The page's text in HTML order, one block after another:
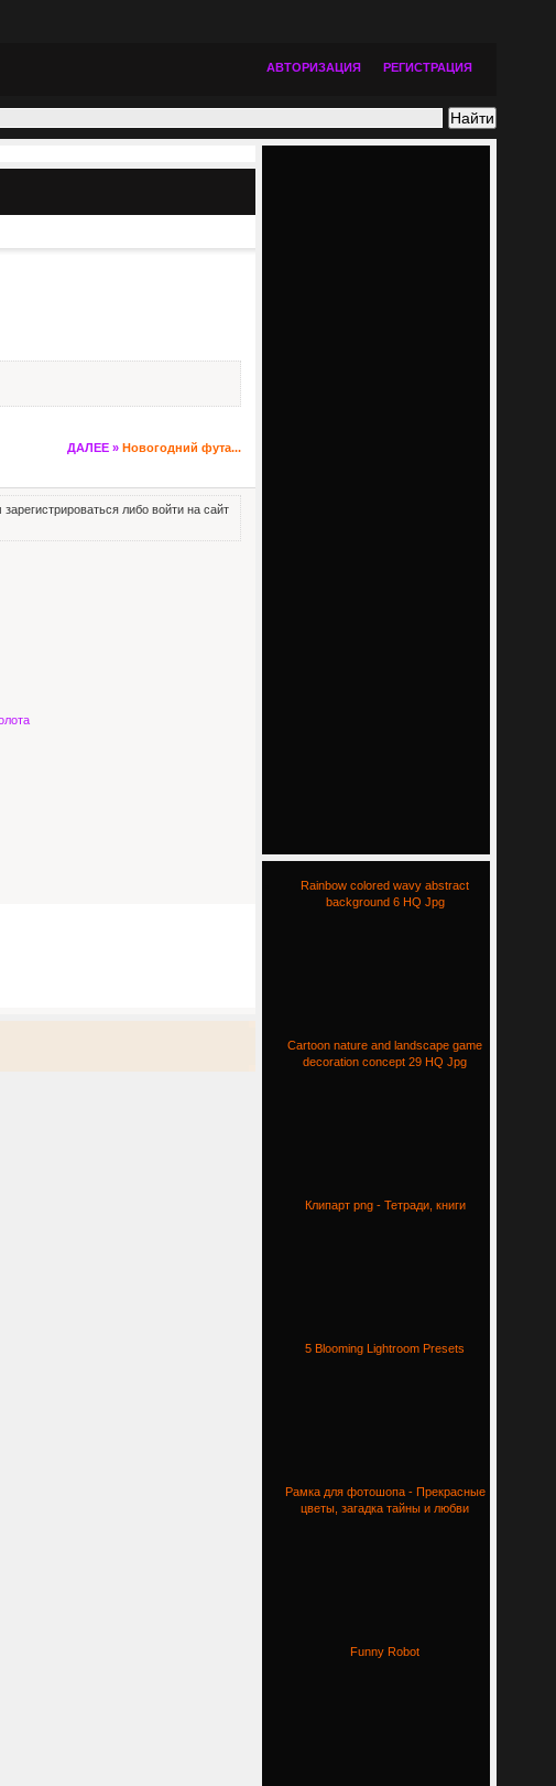
АВТОРИЗАЦИЯ РЕГИСТРАЦИЯ
ДАЛЕЕ » Новогодний фута...
либо войти на сайт
Rainbow colored wavy abstract
background 6 HQ Jpg
Cartoon nature and landscape game
decoration concept 29 HQ Jpg
Клипарт png - Тетради, книги
5 Blooming Lightroom Presets
Рамка для фотошопа - Прекрасные
цветы, загадка тайны и любви
Funny Robot